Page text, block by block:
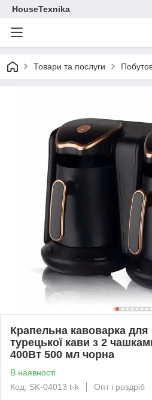
HouseTexnika
Товари та послуги
Крапельна кавоварка для
турецької кави з 2
400Вт 500 мл чорна
В наявності
Код: SK-04013 t-k
Опт і роздріб